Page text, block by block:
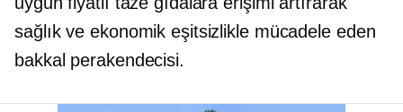
sağlık ve ekonomik eşitsizlikle mücadele eden
bakkal perakendecisi.